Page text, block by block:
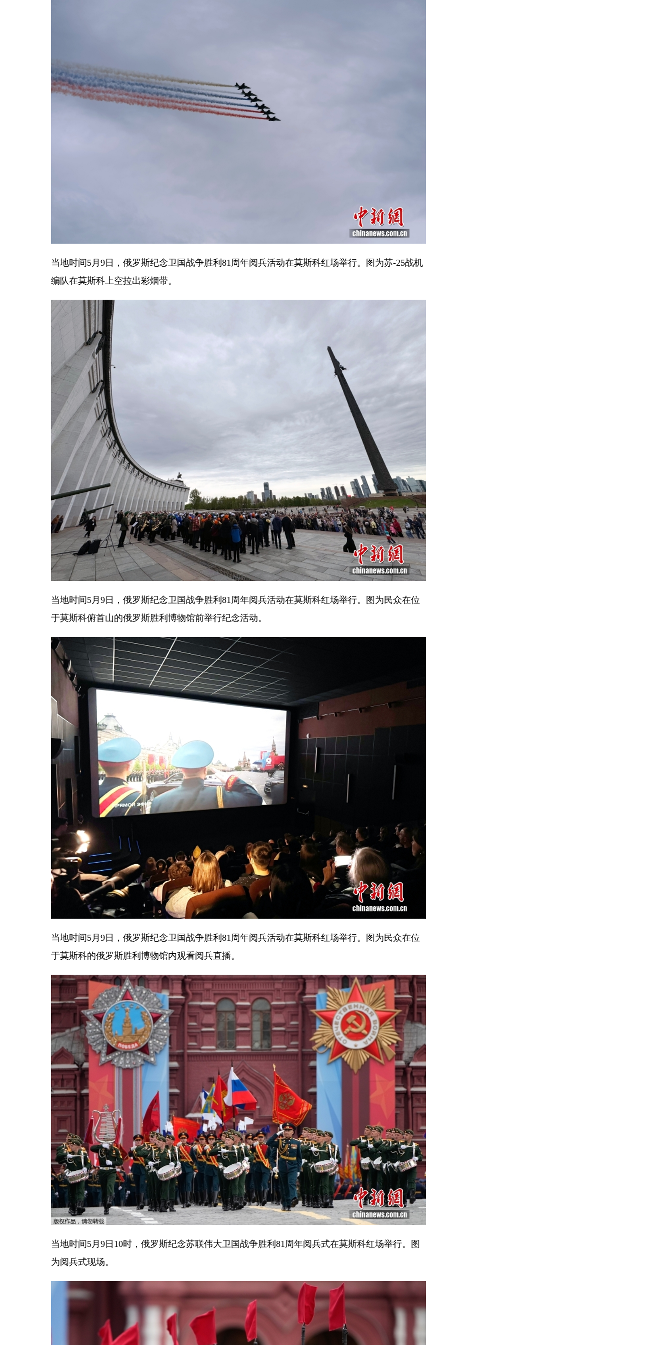
当地时间5月9日，俄罗斯纪念卫国战争胜利81周年阅兵活动在莫斯科红场举行。图为苏-25战机
编队在莫斯科上空拉出彩烟带。
当地时间5月9日，俄罗斯纪念卫国战争胜利81周年阅兵活动在莫斯科红场举行。图为民众在位
于莫斯科俯首山的俄罗斯胜利博物馆前举行纪念活动。
当地时间5月9日，俄罗斯纪念卫国战争胜利81周年阅兵活动在莫斯科红场举行。图为民众在位
于莫斯科的俄罗斯胜利博物馆内观看阅兵直播。
当地时间5月9日10时，俄罗斯纪念苏联伟大卫国战争胜利81周年阅兵式在莫斯科红场举行。图
为阅兵式现场。